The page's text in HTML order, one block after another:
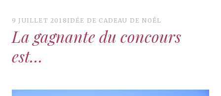
9 JUILLET 2018 IDÉE DE CADEAU DE NOËL
La gagnante du concours
est…